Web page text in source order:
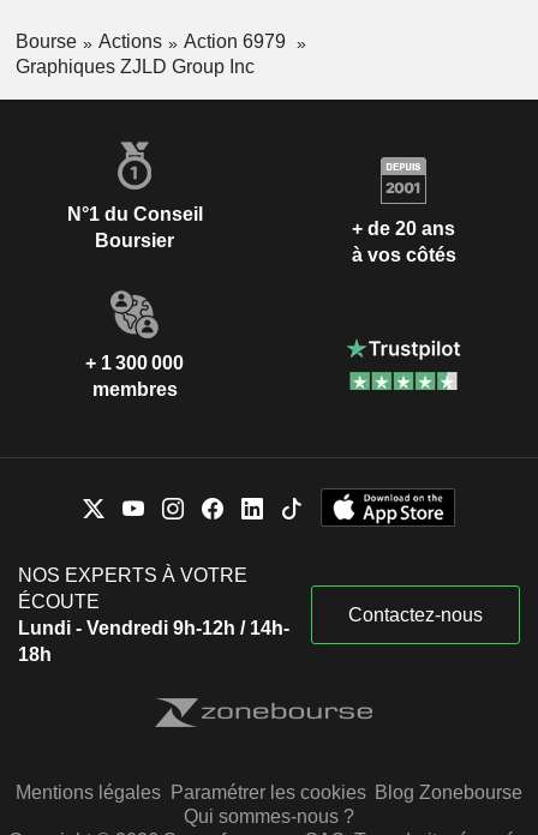
Bourse Actions
Action 6979
Graphiques ZJLD Group Inc
N°1 du Conseil
Boursier
+ de 20 ans
à vos côtés
+ 1 300 000
membres
NOS EXPERTS À VOTRE
ÉCOUTE
Lundi - Vendredi 9h-12h / 14h-
18h
Contactez-nous
Mentions légales Paramétrer les cookies Blog Zonebourse
Qui sommes-nous ?